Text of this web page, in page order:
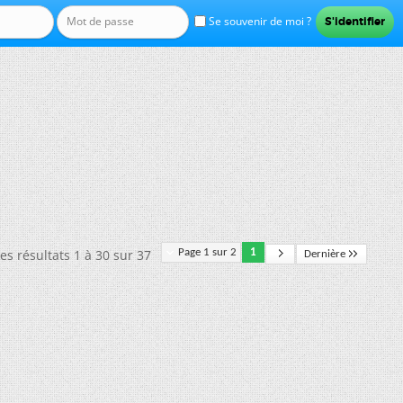
Se souvenir de moi ?
Page 1 sur 2 1 Dernière
résultats 1 à 30 sur 37